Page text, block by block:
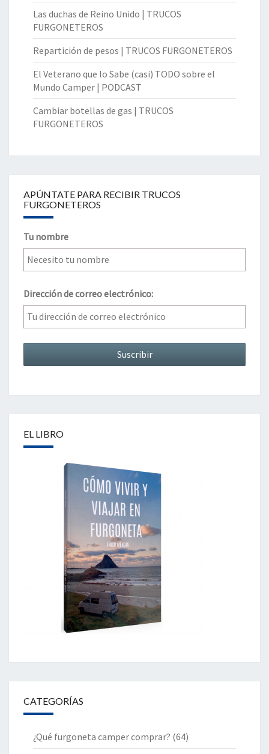
Las duchas de Reino Unido | TRUCOS
FURGONETEROS
Repartición de pesos | TRUCOS FURGONETEROS
El Veterano que lo Sabe (casi) TODO sobre el
Mundo Camper | PODCAST
Cambiar botellas de gas | TRUCOS
FURGONETEROS
APÚNTATE PARA RECIBIR TRUCOS
FURGONETEROS
Tu nombre
Dirección de correo electrónico:
EL LIBRO
CATEGORÍAS
¿Qué furgoneta camper comprar? (64)